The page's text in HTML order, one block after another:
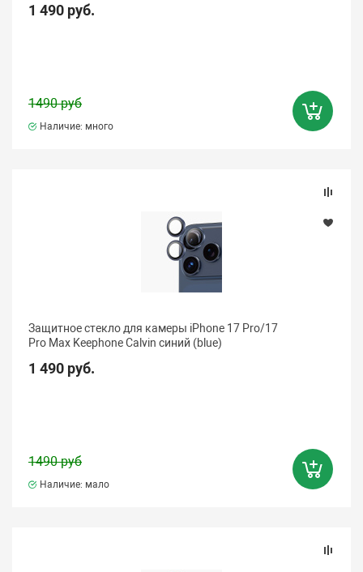
1 490 руб.
1490 руб
Наличие: много
Защитное стекло для камеры iPhone 17 Pro/17
Pro Max Keephone Calvin синий (blue)
1 490 руб.
1490 руб
Наличие: мало